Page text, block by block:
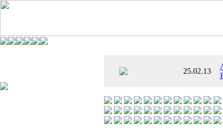
25.02.13